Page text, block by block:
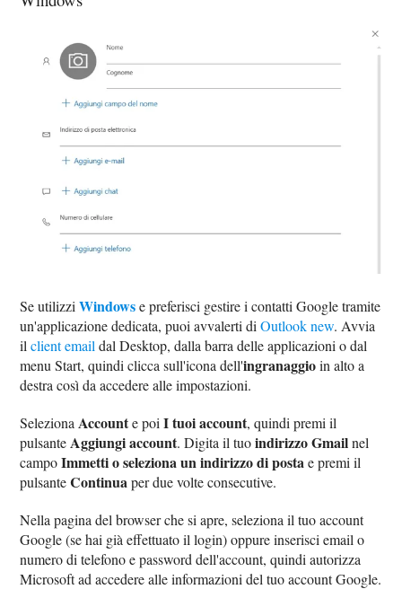
Se utilizziWindowse preferisci gestire i contatti Google tramite
un'applicazione dedicata, puoi avvalerti diOutlook new. Avvia
ilclient email dal Desktop, dalla barra delle applicazioni o dal
menu Start, quindi clicca sull'icona dell'ingranaggioin alto a
destra così da accedere alle impostazioni.
Seleziona Accounte poiI tuoi account, quindi premi il
pulsante Aggiungi account. Digita il tuoindirizzo Gmailnel
campoImmetti o seleziona un indirizzo di postae premi il
pulsanteContinuaper due volte consecutive.
Nella pagina del browser che si apre, seleziona il tuo account
Google (se hai già effettuato il login) oppure inserisci email o
numero di telefono e password dell'account, quindi autorizza
Microsoft ad accedere alle informazioni del tuo account Google.